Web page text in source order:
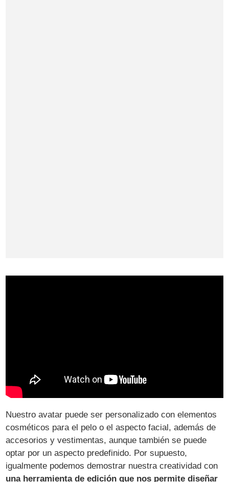
Nuestro avatar puede ser personalizado con elementos
cosméticos para el pelo o el aspecto facial, además de
accesorios y vestimentas, aunque también se puede
optar por un aspecto predefinido. Por supuesto,
igualmente podemos demostrar nuestra creatividad con
una herramienta de edición que nos permite diseñar